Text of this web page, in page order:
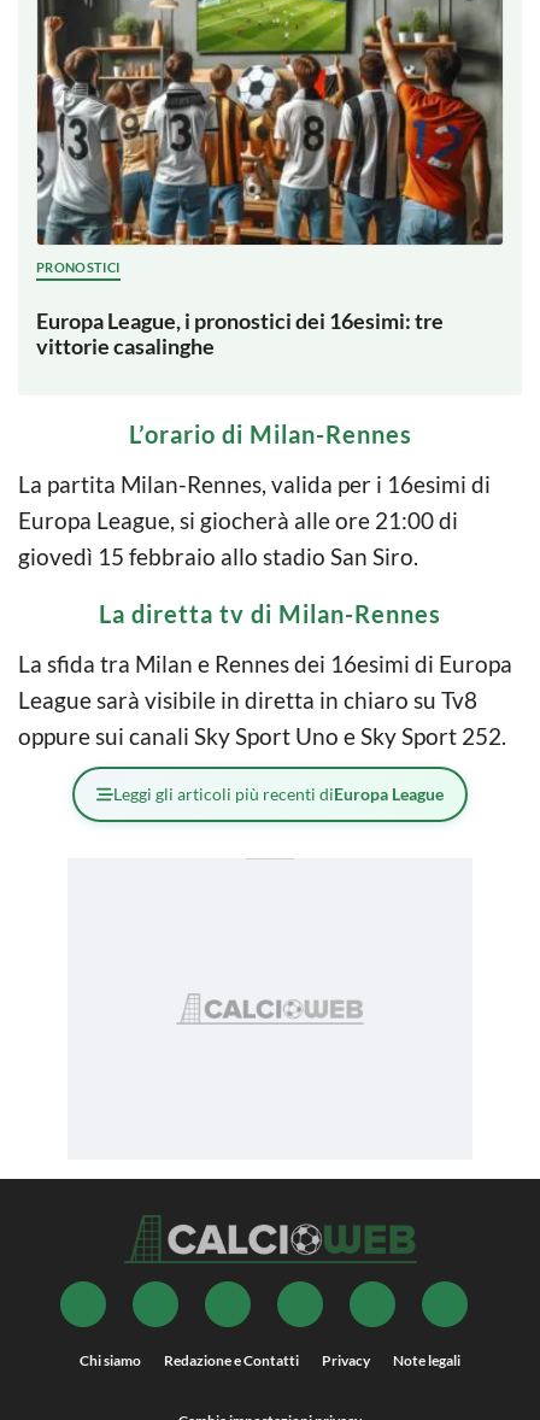
PRONOSTICI
Europa League, i pronostici dei 16esimi: tre
vittorie casalinghe
L’orario di Milan-Rennes
La partita Milan-Rennes, valida per i 16esimi di
Europa League, si giocherà alle ore 21:00 di
giovedì 15 febbraio allo stadio San Siro.
La diretta tv di Milan-Rennes
La sfida tra Milan e Rennes dei 16esimi di Europa
League sarà visibile in diretta in chiaro su Tv8
oppure sui canali Sky Sport Uno e Sky Sport 252.
Leggi gli articoli più recenti diEuropa League
Chi siamo Redazione e Contatti Privacy Note legali